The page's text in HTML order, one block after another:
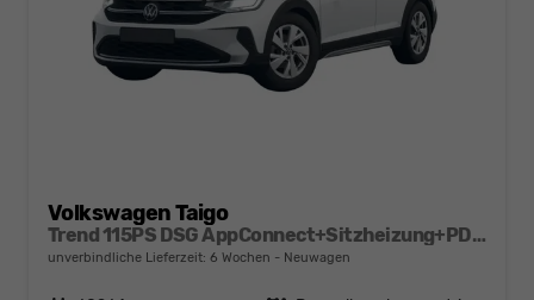
Volkswagen Taigo
Trend 115PS DSG AppConnect+Sitzheizung+PDC+Alu16+LED+DAB+FrontAssist
unverbindliche Lieferzeit: 6 Wochen Neuwagen